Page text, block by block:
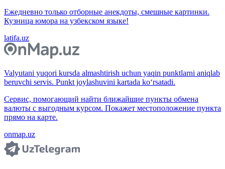
Ежедневно только отборные анекдоты, смешные картинки.
Кузница юмора на узбекском языке!
latifa.uz
Valyutani yuqori kursda almashtirish uchun yaqin punktlarni aniqlab
beruvchi servis. Punkt joylashuvini kartada ko‘rsatadi.
Сервис, помогающий найти ближайшие пункты обмена
валюты с выгодным курсом. Покажет местоположение пункта
прямо на карте.
onmap.uz